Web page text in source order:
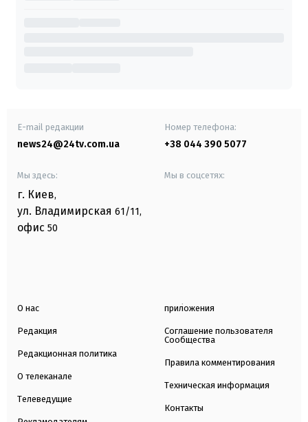
E-mail редакции
news24@24tv.com.ua
Номер телефона:
+38 044 390 5077
Мы здесь:
г. Киев,
ул. Владимирская 61/11,
офис 50
Мы в соцсетях:
О нас
Редакция
Редакционная политика
О телеканале
Телеведущие
приложения
Соглашение пользователя
Сообщества
Правила комментирования
Техническая информация
Контакты